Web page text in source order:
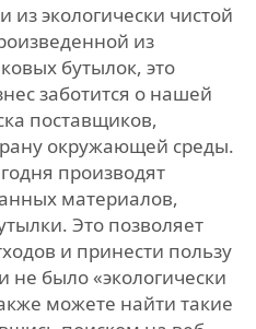
из экологически чистой
из
бутылок, это
заботится о нашей
поставщиков,
окружающей среды.
производят
материалов,
Это позволяет
и принести пользу
не было «экологически
можете найти такие